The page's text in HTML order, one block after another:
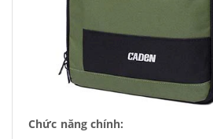
Chức năng chính: